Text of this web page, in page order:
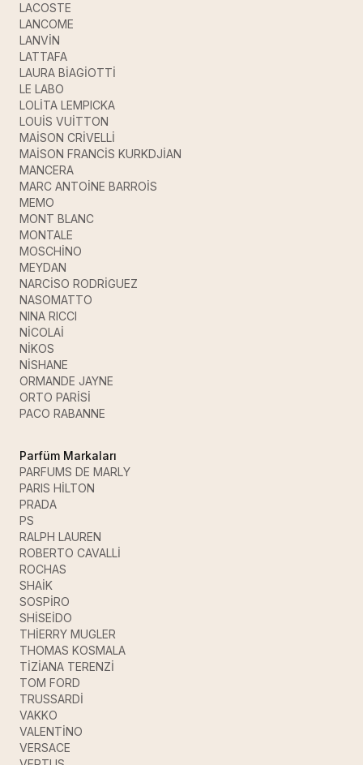
LACOSTE
LANCOME
LANVİN
LATTAFA
LAURA BİAGİOTTİ
LE LABO
LOLİTA LEMPICKA
LOUİS VUİTTON
MAİSON CRİVELLİ
MAİSON FRANCİS KURKDJİAN
MANCERA
MARC ANTOİNE BARROİS
MEMO
MONT BLANC
MONTALE
MOSCHİNO
MEYDAN
NARCİSO RODRİGUEZ
NASOMATTO
NINA RICCI
NİCOLAİ
NİKOS
NİSHANE
ORMANDE JAYNE
ORTO PARİSİ
PACO RABANNE
Parfüm Markaları
PARFUMS DE MARLY
PARIS HİLTON
PRADA
PS
RALPH LAUREN
ROBERTO CAVALLİ
ROCHAS
SHAİK
SOSPİRO
SHİSEİDO
THİERRY MUGLER
THOMAS KOSMALA
TİZİANA TERENZİ
TOM FORD
TRUSSARDİ
VAKKO
VALENTİNO
VERSACE